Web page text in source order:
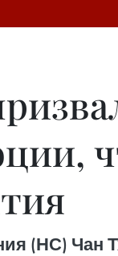
(НС) Чан